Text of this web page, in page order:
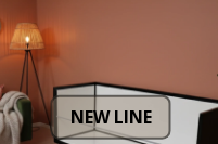
NEW LINE